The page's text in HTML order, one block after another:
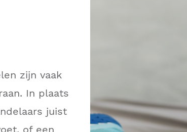
zijn vaak
In plaats
juist
of een